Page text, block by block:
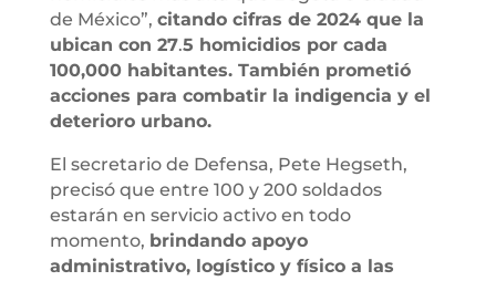
de México”, citando cifras de 2024 que la
ubican con 27.5 homicidios por cada
100,000 habitantes. También prometió
acciones para combatir la indigencia y el
deterioro urbano.
El secretario de Defensa, Pete Hegseth,
precisó que entre 100 y 200 soldados
estarán en servicio activo en todo
momento, brindando apoyo
administrativo, logístico y físico a las